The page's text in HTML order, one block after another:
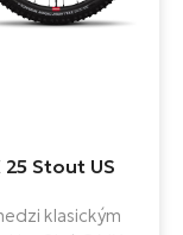
25 Stout US
klasickým